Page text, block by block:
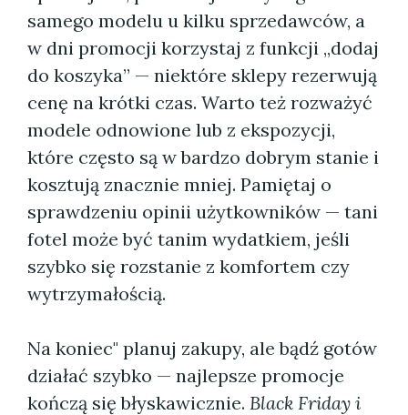
samego modelu u kilku sprzedawców, a
w dni promocji korzystaj z funkcji „dodaj
do koszyka” — niektóre sklepy rezerwują
cenę na krótki czas. Warto też rozważyć
modele odnowione lub z ekspozycji,
które często są w bardzo dobrym stanie i
kosztują znacznie mniej. Pamiętaj o
sprawdzeniu opinii użytkowników — tani
fotel może być tanim wydatkiem, jeśli
szybko się rozstanie z komfortem czy
wytrzymałością.
Na koniec" planuj zakupy, ale bądź gotów
działać szybko — najlepsze promocje
kończą się błyskawicznie. Black Friday i